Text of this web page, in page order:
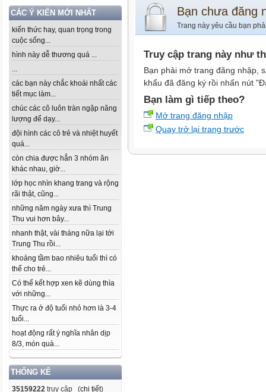
CÁC Ý KIẾN MỚI NHẤT
kiến thức hay, quan trọng trong
cuộc sống...
hình này dễ thương quá ...
...
các bạn này chắc khoái nhất các
tiết mục làm...
chúc các cô luôn tràn ngập năng
lượng để dạy...
đội hình các cô trẻ và nhiệt huyết
quá...
còn chia được hẳn 3 nhóm ăn
khác nhau, giờ...
lớp học nhìn khang trang và rộng
rãi thật, cũng...
những năm ngày xưa thì Trung
Thu vui hơn bây...
nhanh thật, vài tháng nữa lại tới
Trung Thu rồi...
khoảng tầm bao nhiêu tuổi thì có
thể cho trẻ...
Có thể kết hợp xen kẽ dùng thìa
với những...
Thực ra ở độ tuổi nhỏ hơn là 3-4
tuổi...
hoạt động rất ý nghĩa nhân dịp
8/3, món quà...
THỐNG KÊ
35159222 truy cập (chi tiết)
Bạn chưa đăng
Trang này yêu cầu bạn
Truy cập trang này như
Bạn phải mở trang đăng nhập,
khẩu đã đăng ký rồi nhấn nút
Bạn làm gì tiếp theo?
Mở trang đăng nhập
Quay trở lại trang trước